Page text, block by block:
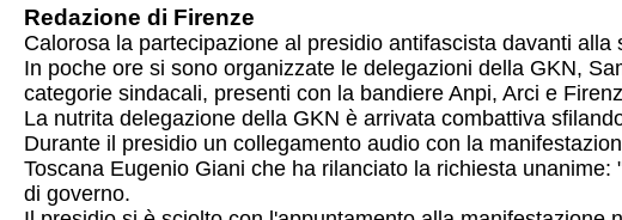
Redazione di Firenze
Calorosa la partecipazione al presidio antifascista davanti
In poche ore si sono organizzate le delegazioni della GKN,
categorie sindacali, presenti con la bandiere Anpi, Arci e
La nutrita delegazione della GKN è arrivata combattiva
Durante il presidio un collegamento audio con la
Toscana Eugenio Giani che ha rilanciato la richiesta
di governo.